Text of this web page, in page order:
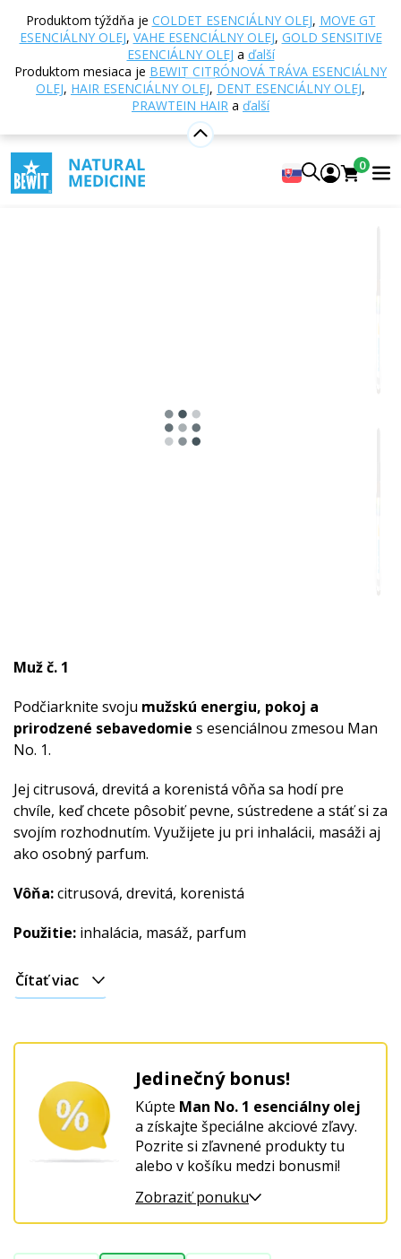
Produktom týždňa je COLDET ESENCIÁLNY OLEJ, MOVE GT
ESENCIÁLNY OLEJ, VAHE ESENCIÁLNY OLEJ, GOLD SENSITIVE
ESENCIÁLNY OLEJ a ďalší
Produktom mesiaca je BEWIT CITRÓNOVÁ TRÁVA ESENCIÁLNY
OLEJ, HAIR ESENCIÁLNY OLEJ, DENT ESENCIÁLNY OLEJ,
PRAWTEIN HAIR a ďalší
0
Domov E-shop
Zmesi esenciálnych olejov
Man No. 1 esenciálny
Man No. 1 esenciálny olej
100% čistá a prírodná zmes CTEO® esenciálnych olejov
5 Zobraziť 7 recenzií
Muž č. 1
Podčiarknite svoju mužskú energiu, pokoj a
prirodzené sebavedomie s esenciálnou zmesou Man
No. 1.
Jej citrusová, drevitá a korenistá vôňa sa hodí pre
chvíle, keď chcete pôsobiť pevne, sústredene a stáť si za
svojím rozhodnutím. Využijete ju pri inhalácii, masáži aj
ako osobný parfum.
Vôňa:citrusová, drevitá, korenistá
Použitie: inhalácia, masáž, parfum
Čítať viac
Jedinečný bonus!
Kúpte Man No. 1 esenciálny olej
a získajte špeciálne akciové zľavy.
Pozrite si zľavnené produkty tu
alebo v košíku medzi bonusmi!
Zobraziť ponuku